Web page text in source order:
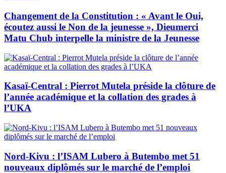
Changement de la Constitution : « Avant le Oui,
écoutez aussi le Non de la jeunesse », Dieumerci
Matu Chub interpelle la ministre de la Jeunesse
Kasaï-Central : Pierrot Mutela préside la clôture de
l’année académique et la collation des grades à
l’UKA
Nord-Kivu : l’ISAM Lubero à Butembo met 51
nouveaux diplômés sur le marché de l’emploi